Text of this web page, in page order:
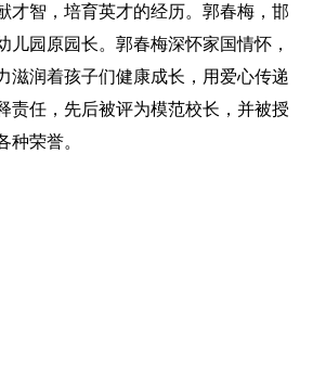
才智，培育英才的经历。郭春梅，邯
儿园 原园长。郭春梅深怀家国情怀，
滋润着孩子们健康成长，用爱心传递
责任，先后被评为模范校长，并被授
种荣誉。